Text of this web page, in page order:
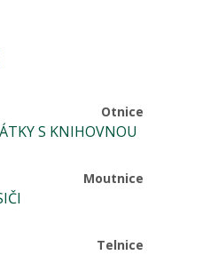
Otnice
S KNIHOVNOU
Moutnice
Telnice